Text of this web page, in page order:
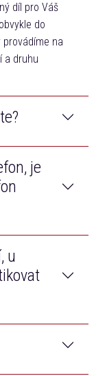
díl pro Váš
do
na
a druhu
na trhu.
Apple.
je
bezplatně
u
závadu, cenu